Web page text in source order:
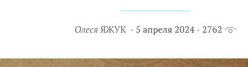
Олеся ЯЖУК 5 апреля 2024 2762